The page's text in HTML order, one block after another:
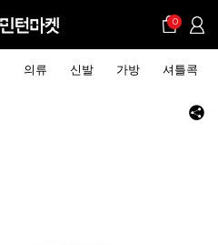
0
의류 신발 가방 셔틀콕